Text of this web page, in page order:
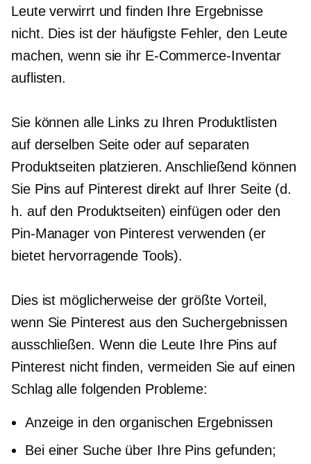
Leute verwirrt und finden Ihre Ergebnisse
nicht. Dies ist der häufigste Fehler, den Leute
machen, wenn sie ihr E-Commerce-Inventar
auflisten.
Sie können alle Links zu Ihren Produktlisten
auf derselben Seite oder auf separaten
Produktseiten platzieren. Anschließend können
Sie Pins auf Pinterest direkt auf Ihrer Seite (d.
h. auf den Produktseiten) einfügen oder den
Pin-Manager von Pinterest verwenden (er
bietet hervorragende Tools).
Dies ist möglicherweise der größte Vorteil,
wenn Sie Pinterest aus den Suchergebnissen
ausschließen. Wenn die Leute Ihre Pins auf
Pinterest nicht finden, vermeiden Sie auf einen
Schlag alle folgenden Probleme:
Anzeige in den organischen Ergebnissen
Bei einer Suche über Ihre Pins gefunden;